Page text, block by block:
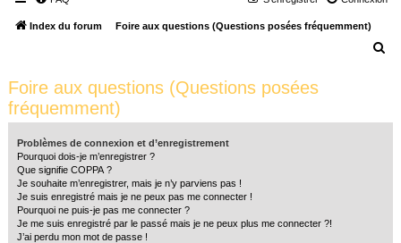
Index du forum
Foire aux questions (Questions posées fréquemment)
Foire aux questions (Questions posées
fréquemment)
Problèmes de connexion et d’enregistrement
Pourquoi dois-je m’enregistrer ?
Que signifie COPPA ?
Je souhaite m’enregistrer, mais je n’y parviens pas !
Je suis enregistré mais je ne peux pas me connecter !
Pourquoi ne puis-je pas me connecter ?
Je me suis enregistré par le passé mais je ne peux plus me connecter ?!
J’ai perdu mon mot de passe !